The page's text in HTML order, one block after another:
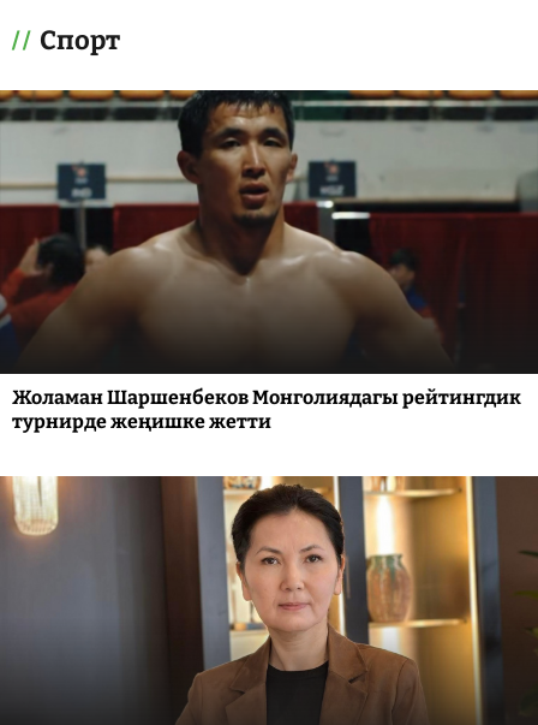
Спорт
Жоламан Шаршенбеков Монголиядагы рейтингдик
турнирде жеңишке жетти